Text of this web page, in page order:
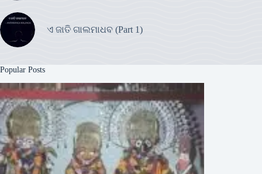
ଏ ଜାତି ଗାଲମାଧବ (Part 1)
Popular Posts